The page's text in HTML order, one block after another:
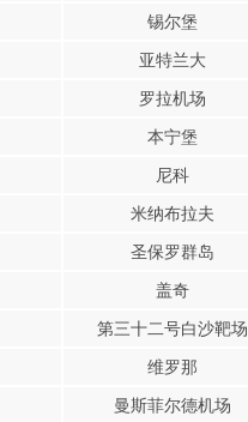
锡尔堡
亚特兰大
罗拉机场
本宁堡
尼科
米纳布拉夫
圣保罗群岛
盖奇
第三十二号白沙靶场
维罗那
曼斯菲尔德机场